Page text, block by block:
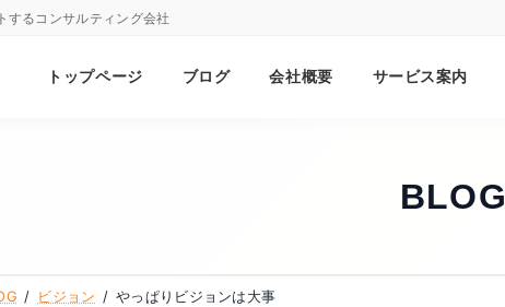
するコンサルティング会社
トップページ ブログ 会社概要 サービス案内
BLOG
ビジョン やっぱりビジョンは大事